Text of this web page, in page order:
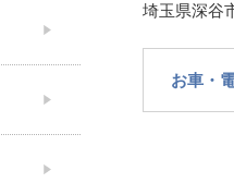
埼玉県深谷
お車・